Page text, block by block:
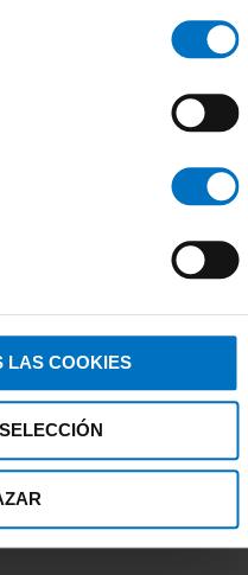
LAS COOKIES
Camisón corto. 2 colores. Tallas S-XXL.